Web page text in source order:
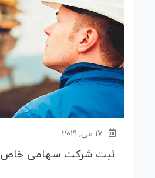
17 می, 2019
ثبت شرکت سهامی خاص